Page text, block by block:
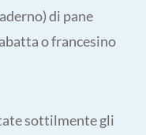
di pane
o francesino
sottilmente gli